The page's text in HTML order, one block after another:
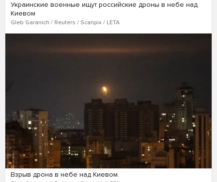
Украинские военные ищут российские дроны в небе над
Киевом
Gleb Garanich / Reuters / Scanpix / LETA
Взрыв дрона в небе над Киевом.